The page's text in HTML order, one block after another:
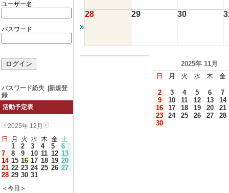
ユーザー名:
パスワード:
パスワード紛失
新規登
録
活動予定表
2025年 12月
日 月 火 水 木 金 土
1
2 3 4 5
6
7
8 9 10 11 12 13
14 15 16 17 18 19 20
21 22 23 24 25 26 27
28 29 30 31
＜今日＞
28 29 30
2025年 11月
日
月 火 水 木 金
2 3 4 5 6
7
9
10 11 12 13
14
16
17 18 19 20
21
23
24 25 26 27
28
30